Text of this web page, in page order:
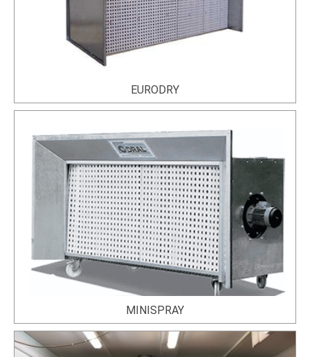
EURODRY
MINISPRAY